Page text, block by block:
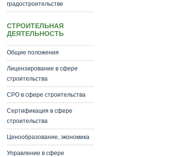
градостроительстве
СТРОИТЕЛЬНАЯ
ДЕЯТЕЛЬНОСТЬ
Общие положения
Лицензирование в сфере
строительства
СРО в сфере строительства
Сертификация в сфере
строительства
Ценообразование, экономика
Управление в сфере